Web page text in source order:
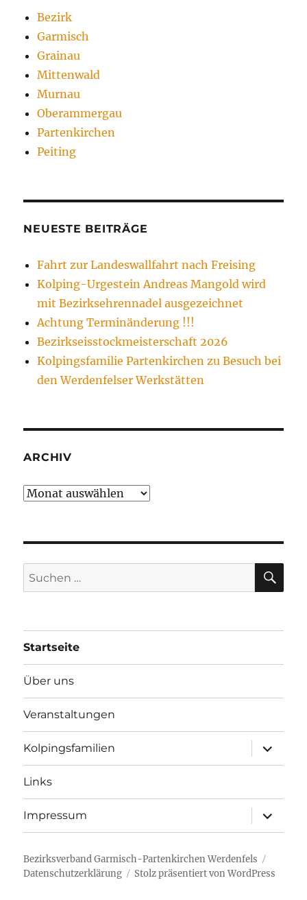
Bezirk
Garmisch
Grainau
Mittenwald
Murnau
Oberammergau
Partenkirchen
Peiting
NEUESTE BEITRÄGE
Fahrt zur Landeswallfahrt nach Freising
Kolping-Urgestein Andreas Mangold wird
mit Bezirksehrennadel ausgezeichnet
Achtung Terminänderung !!!
Bezirkseisstockmeisterschaft 2026
Kolpingsfamilie Partenkirchen zu Besuch bei
den Werdenfelser Werkstätten
ARCHIV
Archiv
Suchen
nach:
Startseite
Über uns
Veranstaltungen
Kolpingsfamilien
öffnen
Links
Impressum
öffnen
Bezirksverband Garmisch-Partenkirchen Werdenfels
Datenschutzerklärung
Stolz präsentiert von WordPress